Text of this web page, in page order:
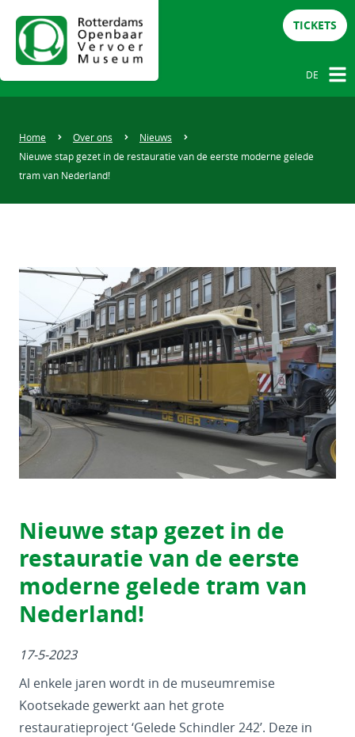
TICKETS
DE
EN
Home Over ons
Nieuws
Nieuwe stap gezet in de restauratie van de eerste moderne gelede
tram van Nederland!
Nieuwe stap gezet in de
restauratie van de eerste
moderne gelede tram van
Nederland!
17-5-2023
Al enkele jaren wordt in de museumremise
Kootsekade gewerkt aan het grote
restauratieproject ‘Gelede Schindler 242’. Deze in